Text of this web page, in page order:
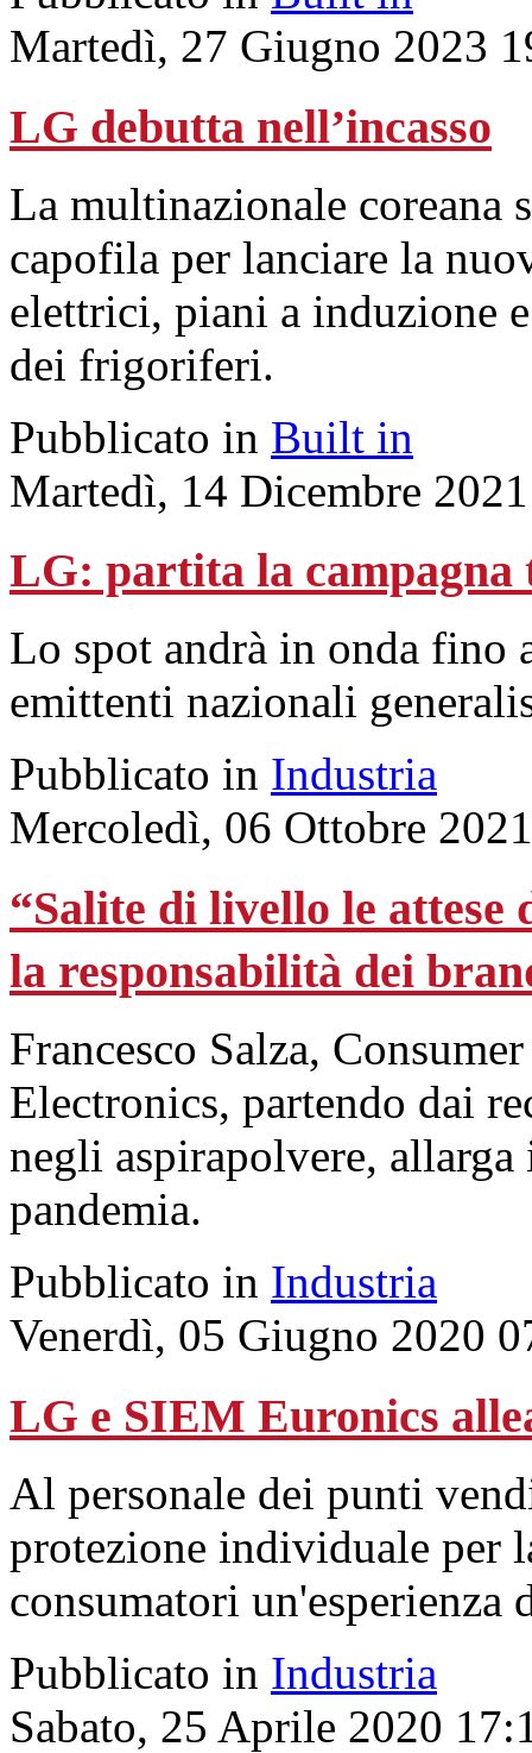
Martedì, 27 Giugno 2023
LG debutta nell’incasso
La multinazionale coreana
capofila per lanciare la
elettrici, piani a induzione
dei frigoriferi.
Pubblicato in Built in
Martedì, 14 Dicembre
LG: partita la campagna
Lo spot andrà in onda fino
emittenti nazionali
Pubblicato in Industria
Mercoledì, 06 Ottobre
“Salite di livello le attese
la responsabilità dei
Francesco Salza,
Electronics, partendo dai
negli aspirapolvere,
pandemia.
Pubblicato in Industria
Venerdì, 05 Giugno 2020
LG e SIEM Euronics
Al personale dei punti
protezione individuale per
consumatori un'esperienza
Pubblicato in Industria
Sabato, 25 Aprile 2020